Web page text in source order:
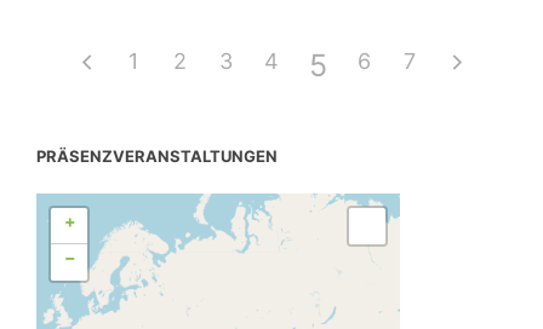
1 2 3 4 5 6 7
PRÄSENZVERANSTALTUNGEN
+
−